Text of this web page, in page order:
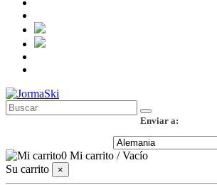
Enviar a:
0 Mi carrito /Vacío
Su carrito
×